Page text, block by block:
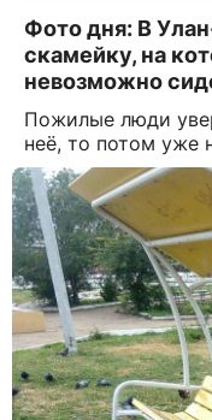
Фото дня: В
скамейку, на
невозможно
Пожилые люди
неё, то потом уже